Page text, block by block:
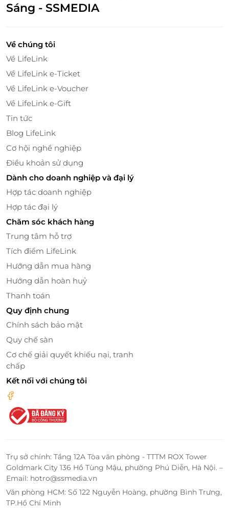
toàn.
Chuẩn Thái tại Pi Thai với ưu đãi hấp dẫn từ
Hãy mua voucher ngay hôm nay để cùng thưởng
thức món ăn độc đáo từ xứ sở chùa vàng và tận
hưởng những khoảnh khắc đáng nhớ cùng bạn bè
Sáng - SSMEDIA
Về chúng tôi
Về LifeLink
Về LifeLink e-Ticket
Về LifeLink e-Voucher
Về LifeLink e-Gift
Tin tức
Blog LifeLink
Cơ hội nghề nghiệp
Điều khoản sử dụng
Dành cho doanh nghiệp và đại lý
Hợp tác doanh nghiệp
Hợp tác đại lý
Chăm sóc khách hàng
Trung tâm hỗ trợ
Tích điểm LifeLink
Hướng dẫn mua hàng
Hướng dẫn hoàn huỷ
Thanh toán
Quy định chung
Chính sách bảo mật
Quy chế sàn
Cơ chế giải quyết khiếu nại, tranh
chấp
Kết nối với chúng tôi
Trụ sở chính: Tầng 12A Tòa văn phòng - TTTM ROX Tower
Goldmark City 136 Hồ Tùng Mậu, phường Phú Diễn, Hà Nội. –
Email: hotro@ssmedia.vn
Văn phòng HCM: Số 122 Nguyễn Hoàng, phường Bình Trưng,
TP.Hồ Chí Minh